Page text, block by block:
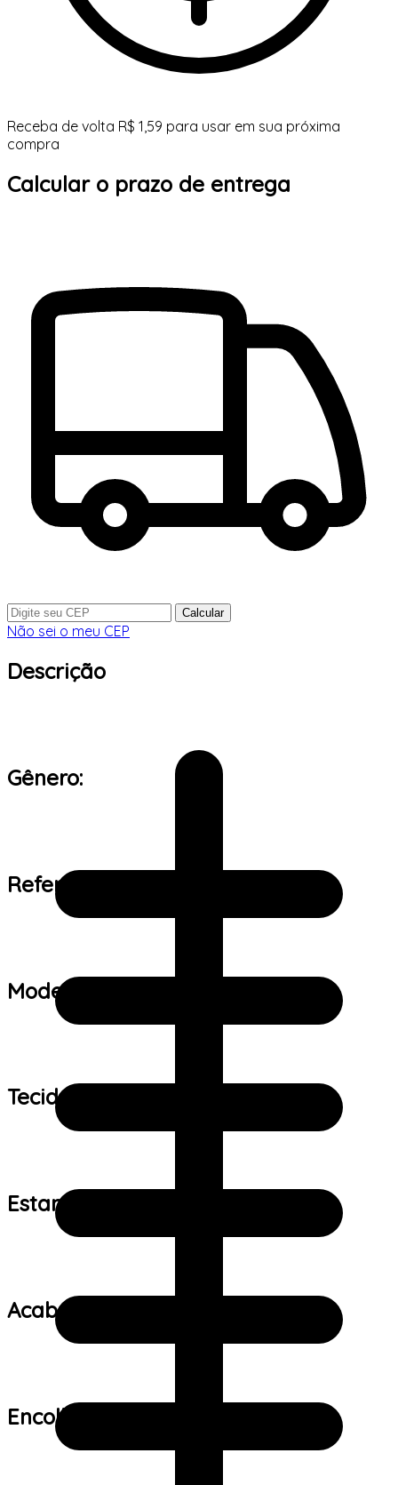
Receba de volta R$ 1,59 para usar em sua próxima
compra
Calcular o prazo de entrega
Calcular
Não sei o meu CEP
Descrição
Gênero:
Referência de tamanho:
Modelo:
Tecido:
Estampa:
Acabamento:
Encolhimento: